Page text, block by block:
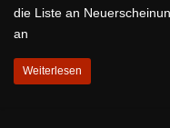
die Liste an
an
Weiterlesen